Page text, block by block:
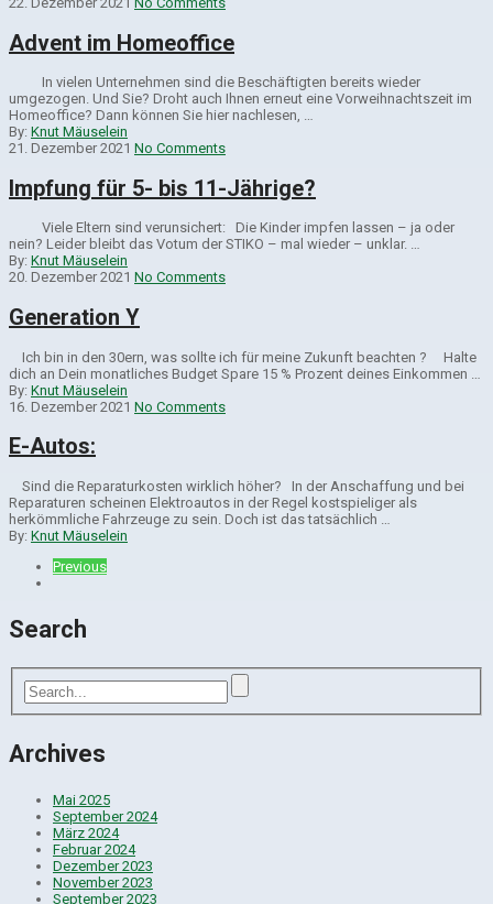
Advent im Homeoffice
In vielen Unternehmen sind die Beschäftigten bereits wieder
umgezogen. Und Sie? Droht auch Ihnen erneut eine Vorweihnachtszeit im
Homeoffice? Dann können Sie hier nachlesen, …
By: Knut Mäuselein
21. Dezember 2021 No Comments
Impfung für 5- bis 11-Jährige?
Viele Eltern sind verunsichert: Die Kinder impfen lassen – ja oder
nein? Leider bleibt das Votum der STIKO – mal wieder – unklar. …
By: Knut Mäuselein
20. Dezember 2021 No Comments
Generation Y
Ich bin in den 30ern, was sollte ich für meine Zukunft beachten ? Halte
dich an Dein monatliches Budget Spare 15 % Prozent deines Einkommen …
By: Knut Mäuselein
16. Dezember 2021 No Comments
E-Autos:
Sind die Repa­ra­tur­kos­ten wirk­lich höher? In der Anschaffung und bei
Reparaturen scheinen Elektroautos in der Regel kostspieliger als
herkömmliche Fahrzeuge zu sein. Doch ist das tatsächlich …
By: Knut Mäuselein
Previous
Search
Archives
Mai 2025
September 2024
März 2024
Februar 2024
Dezember 2023
November 2023
September 2023